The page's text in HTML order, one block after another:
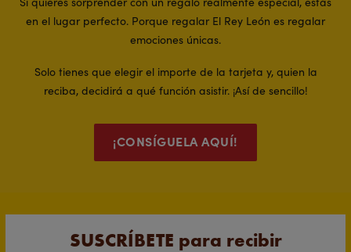
en el lugar perfecto. Porque regalar El Rey León es regalar
emociones únicas.
Solo tienes que elegir el importe de la tarjeta y, quien la
reciba, decidirá a qué función asistir. ¡Así de sencillo!
¡CONSÍGUELA AQUÍ!
SUSCRÍBETE para recibir